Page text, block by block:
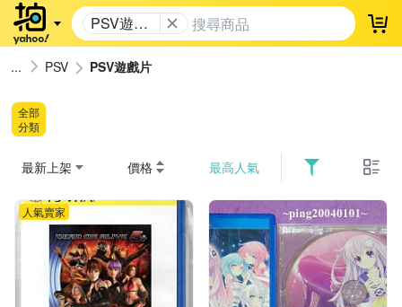
PSV遊戲
片
登
PSV PSV遊戲片
全部
分類
最新上架 價格 最高人氣
人氣賣家